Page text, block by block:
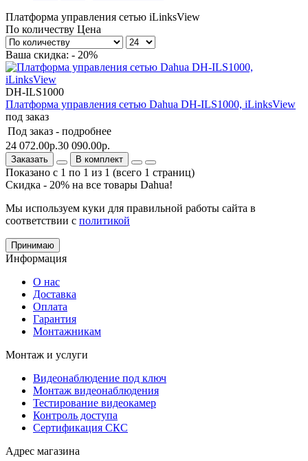
Платформа управления сетью iLinksView
По количеству Цена
Ваша скидка: - 20%
DH-ILS1000
Платформа управления сетью Dahua DH-ILS1000, iLinksView
под заказ
Под заказ - подробнее
24 072.00р.30 090.00р.
Заказать В комплект
Показано с 1 по 1 из 1 (всего 1 страниц)
Скидка - 20% на все товары Dahua!
Мы используем куки для правильной работы сайта в
соответствии с политикой
Принимаю
Информация
О нас
Доставка
Оплата
Гарантия
Монтажникам
Монтаж и услуги
Видеонаблюдение под ключ
Монтаж видеонаблюдения
Тестирование видеокамер
Контроль доступа
Сертификация СКС
Адрес магазина